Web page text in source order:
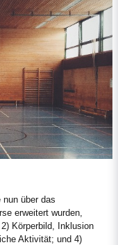
über das
erweitert wurden,
Körperbild, Inklusion
Aktivität; und 4)